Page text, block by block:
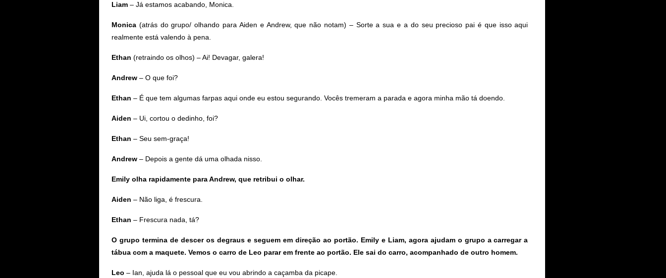
Liam – Já estamos acabando, Monica.
Monica (atrás do grupo/ olhando para Aiden e Andrew, que não notam) – Sorte a sua e a do seu precioso pai é que isso aqui
realmente está valendo à pena.
Ethan (retraindo os olhos) – Ai! Devagar, galera!
Andrew – O que foi?
Ethan – É que tem algumas farpas aqui onde eu estou segurando. Vocês tremeram a parada e agora minha mão tá doendo.
Aiden – Ui, cortou o dedinho, foi?
Ethan – Seu sem-graça!
Andrew – Depois a gente dá uma olhada nisso.
Emily olha rapidamente para Andrew, que retribui o olhar.
Aiden – Não liga, é frescura.
Ethan – Frescura nada, tá?
O grupo termina de descer os degraus e seguem em direção ao portão. Emily e Liam, agora ajudam o grupo a carregar a
tábua com a maquete. Vemos o carro de Leo parar em frente ao portão. Ele sai do carro, acompanhado de outro homem.
Leo – Ian, ajuda lá o pessoal que eu vou abrindo a caçamba da picape.